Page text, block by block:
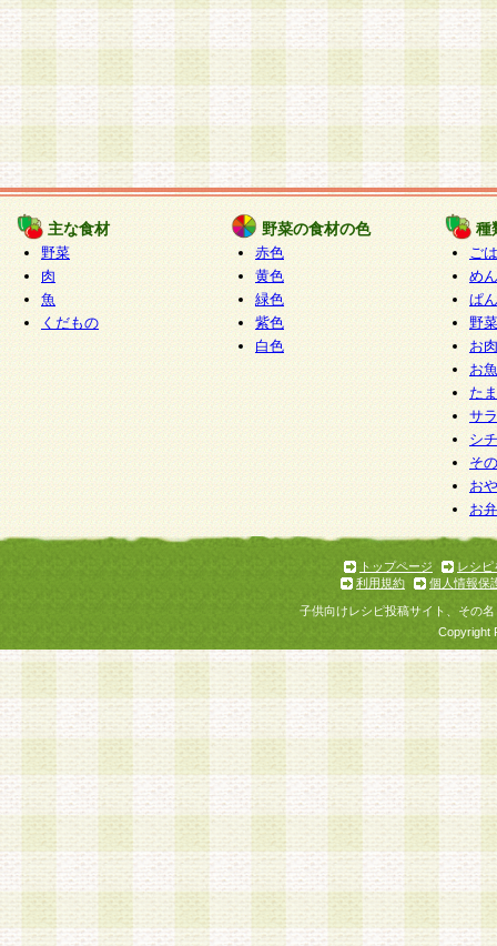
主な食材
野菜
肉
魚
くだもの
野菜の食材の色
赤色
黄色
緑色
紫色
白色
種
ご
めん
ぱん
野
お
お
た
サ
シ
そ
お
お
トップページ
レシピ
利用規約
個人情報保
子供向けレシピ投稿サイト、その
Copyright